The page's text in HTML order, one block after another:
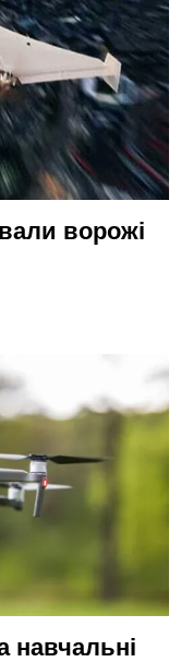
ворожі
навчальні